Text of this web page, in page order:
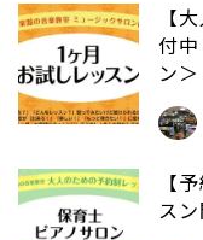
【
付
ン＞
【
ス